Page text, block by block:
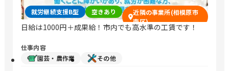
就労継続支援B型 空きあり
近隣の事業所(相模原市
南区)
日給は1000円＋成果給！市内でも高水準の工賃です！
仕事内容
園芸・農作業
その他